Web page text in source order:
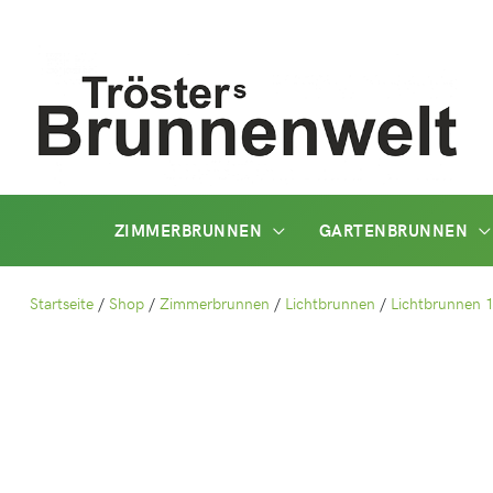
ZIMMERBRUNNEN GARTENBRUNNEN
Startseite / Shop / Zimmerbrunnen / Lichtbrunnen / Lichtbrunnen